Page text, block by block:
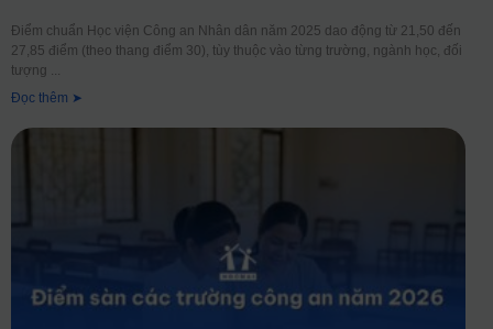
Điểm chuẩn Học viện Công an Nhân dân năm 2025 dao động từ 21,50 đến
27,85 điểm (theo thang điểm 30), tùy thuộc vào từng trường, ngành học, đối
tượng
Đọc thêm ➤